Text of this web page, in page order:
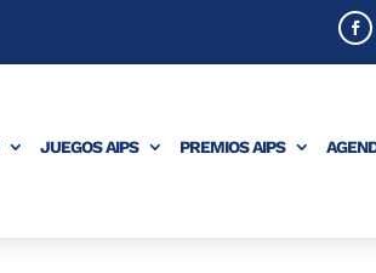
JUEGOS AIPS PREMIOS AIPS